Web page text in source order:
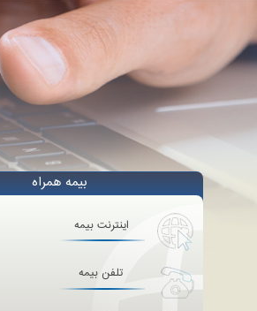
بیمه همراه
اینترنت بیمه
تلفن بیمه